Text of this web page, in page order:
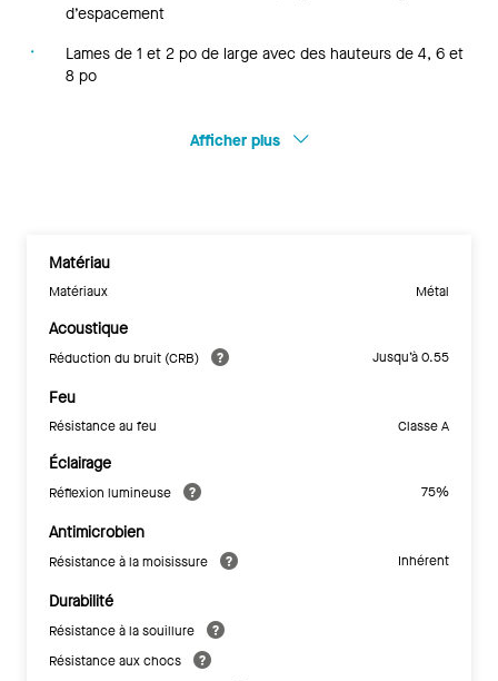
d’espacement
Lames de 1 et 2 po de large avec des hauteurs de 4, 6 et
8 po
Afficher plus
Matériau
Matériaux Métal
Acoustique
Réduction du bruit (CRB) Jusqu’à 0.55
Feu
Résistance au feu Classe A
Éclairage
Réflexion lumineuse 75%
Antimicrobien
Résistance à la moisissure Inhérent
Durabilité
Résistance à la souillure
Résistance aux chocs